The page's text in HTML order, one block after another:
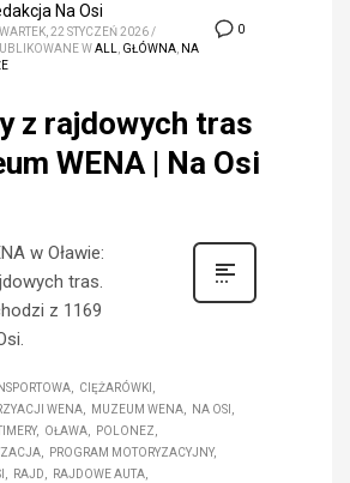
0
Na Osi
22 STYCZEŃ 2026 /
WALL GŁÓWNA NA
z rajdowych tras
WENA | Na Osi
w Oławie:
tras.
z 1169
CIĘŻARÓWKI
WENA
MUZEUM WENA
NA OSI
OŁAWA
POLONEZ
PROGRAM MOTORYZACYJNY
RAJD
RAJDOWE AUTA